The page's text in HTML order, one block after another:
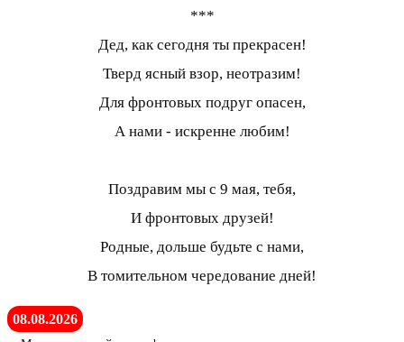
***
Дед, как сегодня ты прекрасен!
Тверд ясный взор, неотразим!
Для фронтовых подруг опасен,
А нами - искренне любим!
Поздравим мы с 9 мая, тебя,
И фронтовых друзей!
Родные, дольше будьте с нами,
В томительном чередование дней!
08.08.2026